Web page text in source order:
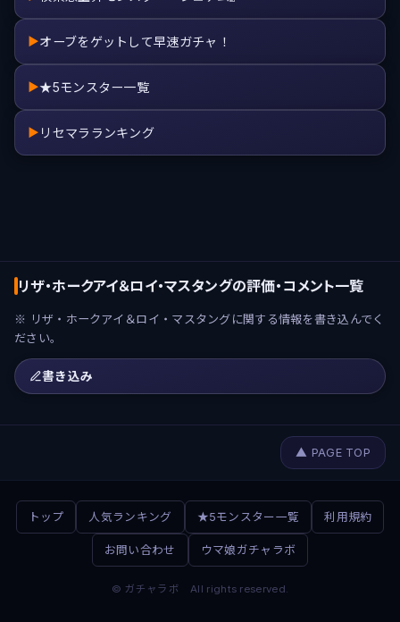
▶オーブをゲットして早速ガチャ！
▶★5モンスター一覧
▶ リセマラランキング
リザ・ホークアイ＆ロイ・マスタングの評価・コメント一覧
※ リザ・ホークアイ＆ロイ・マスタングに関する情報を書き込んでく
ださい。
書き込み
▲ PAGE TOP
トップ 人気ランキング ★5モンスター一覧 利用規約
お問い合わせ ウマ娘ガチャラボ
© ガチャラボ All rights reserved.